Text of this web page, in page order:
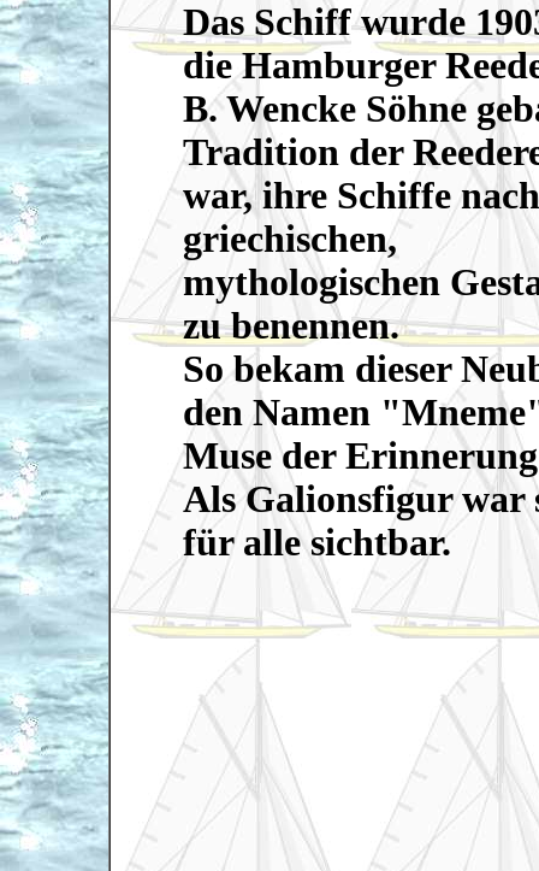
Das Schiff wurde
die Hamburger
B. Wencke Söhne
Tradition der
war, ihre Schiffe nach
griechischen,
mythologischen
zu benennen.
So bekam dieser
den Namen
Muse der
Als Galionsfigur war
für alle sichtbar.